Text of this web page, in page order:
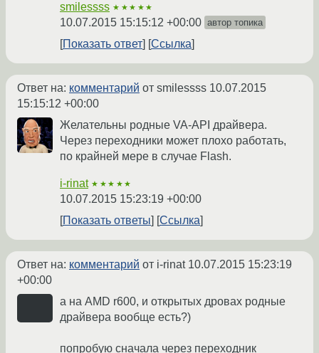
smilessss ★★★★★
10.07.2015 15:15:12 +00:00 автор топика
Показать ответ Ссылка
Ответ на: комментарий от smilessss 10.07.2015
15:15:12 +00:00
Желательны родные VA-API драйвера.
Через переходники может плохо работать,
по крайней мере в случае Flash.
i-rinat ★★★★★
10.07.2015 15:23:19 +00:00
Показать ответы
Ссылка
Ответ на: комментарий от i-rinat 10.07.2015 15:23:19
+00:00
а на AMD r600, и открытых дровах родные
драйвера вообще есть?)
попробую сначала через переходник